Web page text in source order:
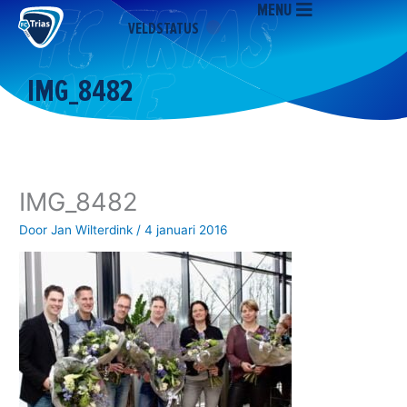
naar
inhoud
VELDSTATUS
MENU
IMG_8482
IMG_8482
DoorJan Wilterdink /4 januari 2016